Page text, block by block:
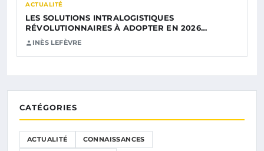
ACTUALITÉ
LES SOLUTIONS INTRALOGISTIQUES
RÉVOLUTIONNAIRES À ADOPTER EN 2026…
INÈS LEFÈVRE
CATÉGORIES
ACTUALITÉ CONNAISSANCES